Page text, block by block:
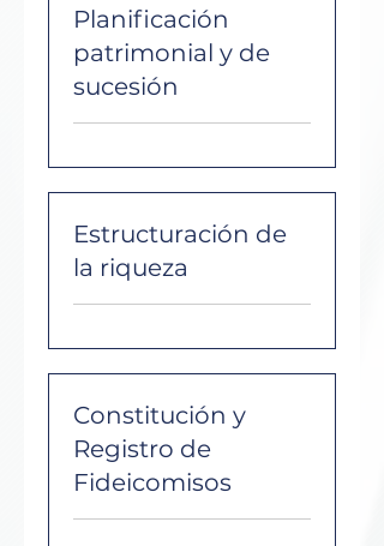
Planificación
patrimonial y de
sucesión
Estructuración de
la riqueza
Constitución y
Registro de
Fideicomisos